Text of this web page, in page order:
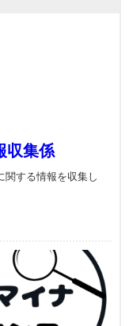
収集係
関する情報を収集し